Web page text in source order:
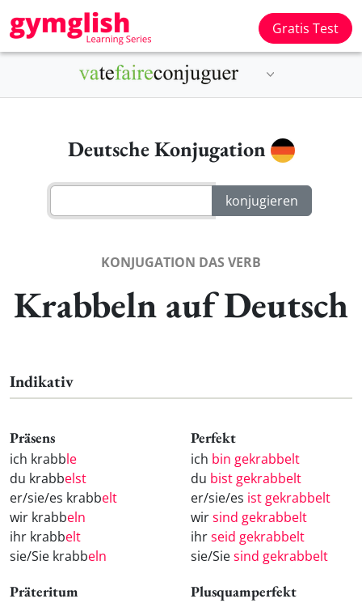
Gratis Test
Deutsche Konjugation
KONJUGATION DAS VERB
Krabbeln auf Deutsch
Indikativ
Präsens
ich krabble
du krabbelst
er/sie/es krabbelt
wir krabbeln
ihr krabbelt
sie/Sie krabbeln
Perfekt
ich bin gekrabbelt
du bist gekrabbelt
er/sie/es ist gekrabbelt
wirsind gekrabbelt
ihrseid gekrabbelt
sie/Siesind gekrabbelt
Präteritum Plusquamperfekt